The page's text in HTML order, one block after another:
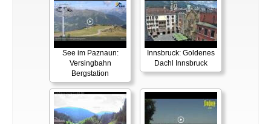
See im Paznaun:
Versingbahn
Bergstation
Innsbruck: Goldenes
Dachl Innsbruck